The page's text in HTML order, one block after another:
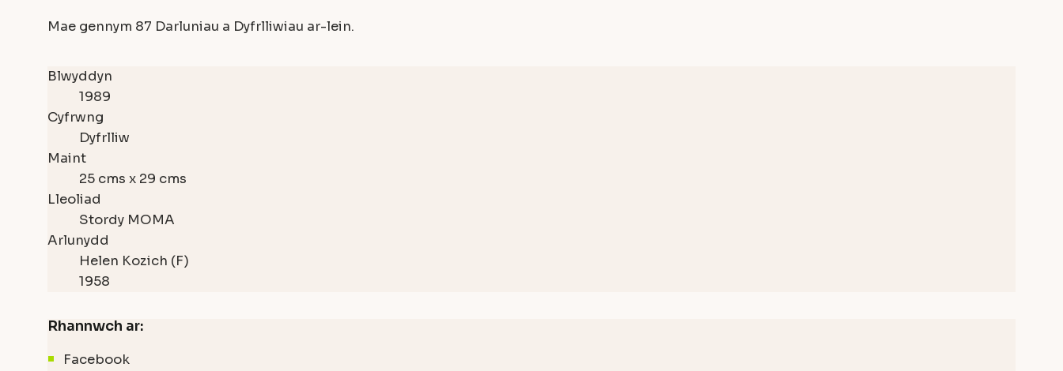
Mae gennym 87 Darluniau a Dyfrlliwiau ar-lein.
Blwyddyn
1989
Cyfrwng
Dyfrlliw
Maint
25 cms x 29 cms
Lleoliad
Stordy MOMA
Arlunydd
Helen Kozich (F)
1958
Rhannwch ar:
Facebook